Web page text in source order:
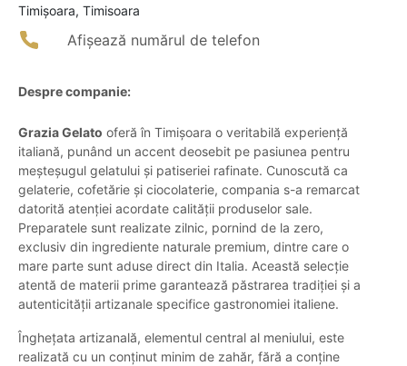
Timişoara, Timisoara
Afișează numărul de telefon
Despre companie:
Grazia Gelato oferă în Timișoara o veritabilă experiență
italiană, punând un accent deosebit pe pasiunea pentru
meșteșugul gelatului și patiseriei rafinate. Cunoscută ca
gelaterie, cofetărie și ciocolaterie, compania s-a remarcat
datorită atenției acordate calității produselor sale.
Preparatele sunt realizate zilnic, pornind de la zero,
exclusiv din ingrediente naturale premium, dintre care o
mare parte sunt aduse direct din Italia. Această selecție
atentă de materii prime garantează păstrarea tradiției și a
autenticității artizanale specifice gastronomiei italiene.
Înghețata artizanală, elementul central al meniului, este
realizată cu un conținut minim de zahăr, fără a conține